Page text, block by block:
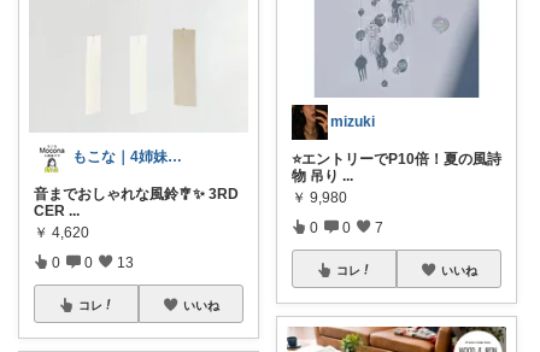
もこな｜4姉妹ママ×子供のも×家事ラク
音までおしゃれな風鈴🎐✨ 3RD
CER ...
￥ 4,620
0 0 13
コレ いいね
mizuki
⭐️エントリーでP10倍！夏の風詩
物 吊り ...
￥ 9,980
0 0 7
コレ いいね